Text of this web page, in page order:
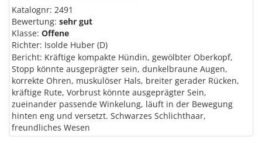
Katalognr: 2491
Bewertung: sehr gut
Klasse: Offene
Richter: Isolde Huber (D)
Bericht: Kräftige kompakte Hündin, gewölbter Oberkopf,
Stopp könnte ausgeprägter sein, dunkelbraune Augen,
korrekte Ohren, muskulöser Hals, breiter gerader Rücken,
kräftige Rute, Vorbrust könnte ausgeprägter Sein,
zueinander passende Winkelung, läuft in der Bewegung
hinten eng und versetzt. Schwarzes Schlichthaar,
freundliches Wesen